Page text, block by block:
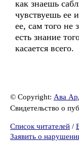
как знаешь
чувствуешь ее
ее, сам того не
есть знание
касается всего.
© Copyright: Ава
Свидетельство о
Список читателей /
Заявить о